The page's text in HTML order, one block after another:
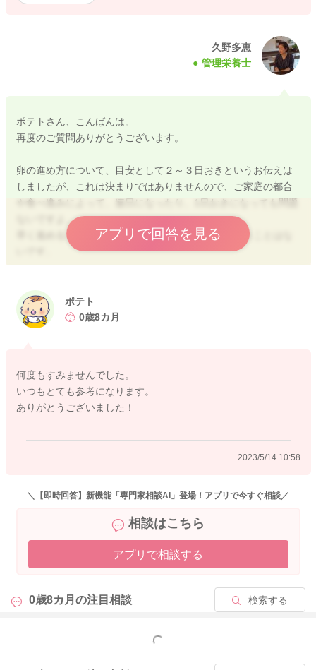
久野多恵
管理栄養士
ポテトさん、こんばんは。
再度のご質問ありがとうございます。
卵の進め方について、目安として２～３日おきというお伝えは
しましたが、これは決まりではありませんので、ご家庭の都合
や食べ進みによって、連日になったり、1日おきになっても問題
ないですよ。
早く進めることでアレルギーのリスクが上がるということはな
丈夫ですよ。
アプリで回答を見る
ポテト
0歳8カ月
何度もすみませんでした。
いつもとても参考になります。
ありがとうございました！
2023/5/14 10:58
＼【即時回答】新機能「専門家相談AI」登場！アプリで今すぐ相談／
相談はこちら
アプリで相談する
0歳8カ月の注目相談 検索する
もっと見る